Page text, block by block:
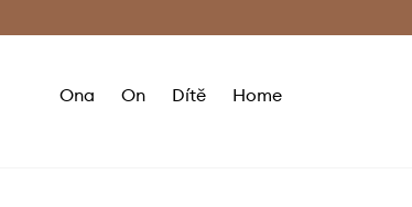
Ona On Dítě Home